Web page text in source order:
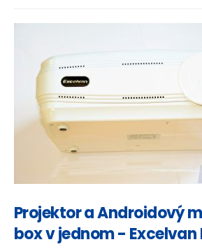
Projektor a Androidový
box v jednom - Excelvan